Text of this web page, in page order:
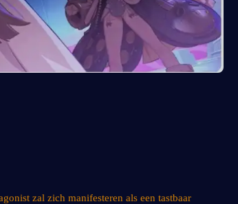
zal zich manifesteren als een tastbaar